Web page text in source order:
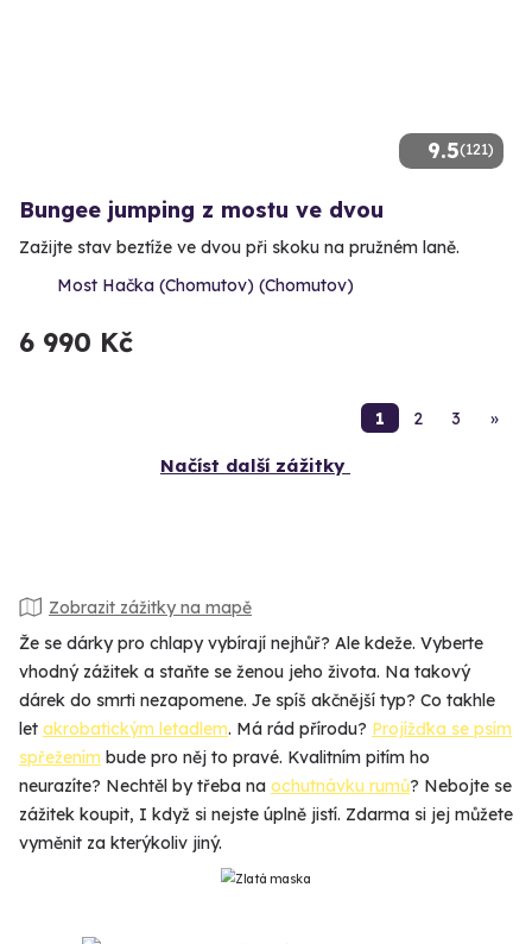
9.5(121)
Bungee jumping z mostu ve dvou
Zažijte stav beztíže ve dvou při skoku na pružném laně.
Most Hačka (Chomutov) (Chomutov)
6 990 Kč
1 2 3 »
Načíst další zážitky
Zobrazit zážitky na mapě
Že se dárky pro chlapy vybírají nejhůř? Ale kdeže. Vyberte
vhodný zážitek a staňte se ženou jeho života. Na takový
dárek do smrti nezapomene. Je spíš akčnější typ? Co takhle
let akrobatickým letadlem. Má rád přírodu? Projížďka se psím
spřežením bude pro něj to pravé. Kvalitním pitím ho
neurazíte? Nechtěl by třeba na ochutnávku rumů? Nebojte se
zážitek koupit, I když si nejste úplně jistí. Zdarma si jej můžete
vyměnit za kterýkoliv jiný.